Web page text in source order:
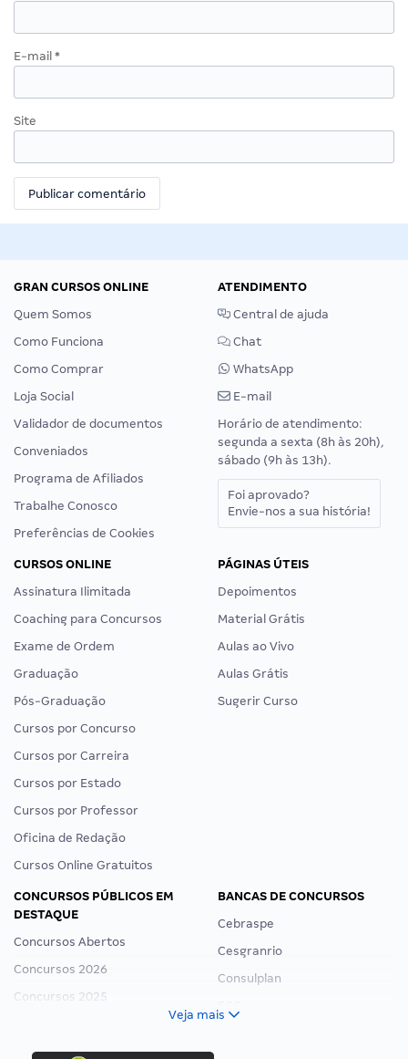
E-mail *
Site
GRAN CURSOS ONLINE
Quem Somos
Como Funciona
Como Comprar
Loja Social
Validador de documentos
Conveniados
Programa de Afiliados
Trabalhe Conosco
Preferências de Cookies
ATENDIMENTO
Central de ajuda
Chat
WhatsApp
E-mail
Horário de atendimento:
segunda a sexta (8h às 20h),
sábado (9h às 13h).
Foi aprovado?
Envie-nos a sua história!
CURSOS ONLINE
Assinatura Ilimitada
Coaching para Concursos
Exame de Ordem
Graduação
Pós-Graduação
Cursos por Concurso
Cursos por Carreira
Cursos por Estado
Cursos por Professor
Oficina de Redação
Cursos Online Gratuitos
PÁGINAS ÚTEIS
Depoimentos
Material Grátis
Aulas ao Vivo
Aulas Grátis
Sugerir Curso
CONCURSOS PÚBLICOS EM
DESTAQUE
Concursos Abertos
Concursos 2026
Concursos 2025
Concurso Ibama
BANCAS DE CONCURSOS
Cebraspe
Cesgranrio
Consulplan
Veja mais